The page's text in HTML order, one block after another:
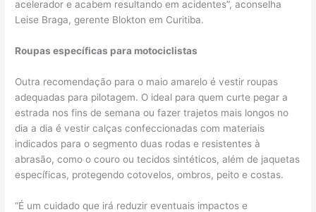
acelerador e acabem resultando em acidentes”, aconselha
Leise Braga, gerente Blokton em Curitiba.
Roupas específicas para motociclistas
Outra recomendação para o maio amarelo é vestir roupas
adequadas para pilotagem. O ideal para quem curte pegar a
estrada nos fins de semana ou fazer trajetos mais longos no
dia a dia é vestir calças confeccionadas com materiais
indicados para o segmento duas rodas e resistentes à
abrasão, como o couro ou tecidos sintéticos, além de jaquetas
específicas, protegendo cotovelos, ombros, peito e costas.
“É um cuidado que irá reduzir eventuais impactos e